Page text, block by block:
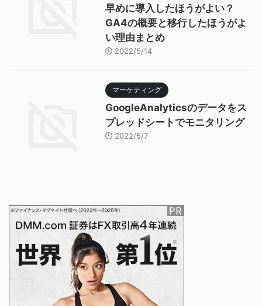
早めに導入したほうがよい？
GA4の概要と移行したほうがよ
い理由まとめ
2022/5/14
マーケティング
GoogleAnalyticsのデータをス
プレッドシートでモニタリング
2022/5/7